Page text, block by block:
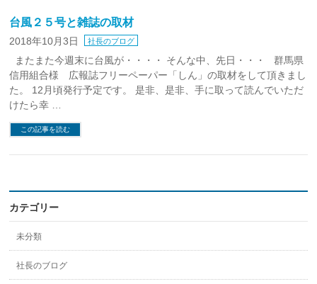
台風２５号と雑誌の取材
2018年10月3日 社長のブログ
またまた今週末に台風が・・・・ そんな中、先日・・・ 群馬県
信用組合様 広報誌フリーペーパー「しん」の取材をして頂きまし
た。 12月頃発行予定です。 是非、是非、手に取って読んでいただ
けたら幸 …
この記事を読む
カテゴリー
未分類
社長のブログ